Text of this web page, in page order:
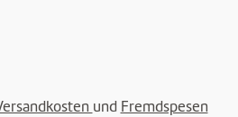
und Fremdspesen